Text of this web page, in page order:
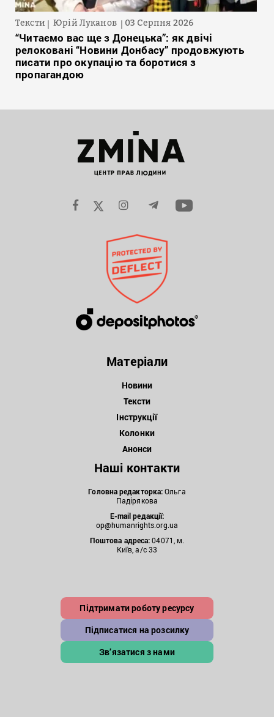
Тексти Юрій Луканов 03 Серпня 2026
“Читаємо вас ще з Донецька”: як двічі
релоковані “Новини Донбасу” продовжують
писати про окупацію та боротися з
пропагандою
Матеріали
Новини
Тексти
Інструкції
Колонки
Анонси
Наші контакти
Головна редакторка:Ольга
Падірякова
E-mail редакції:
op@humanrights.org.ua
Поштова адреса:04071, м.
Київ, а/с 33
Підтримати роботу ресурсу
Підписатися на розсилку
Зв’язатися з нами